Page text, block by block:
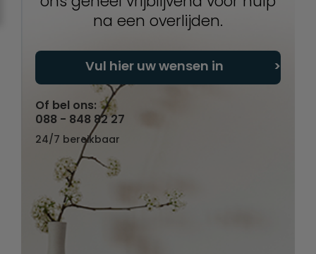
na een overlijden.
Vul hier uw wensen in
Of bel ons:
088 - 848 82 27
24/7 bereikbaar